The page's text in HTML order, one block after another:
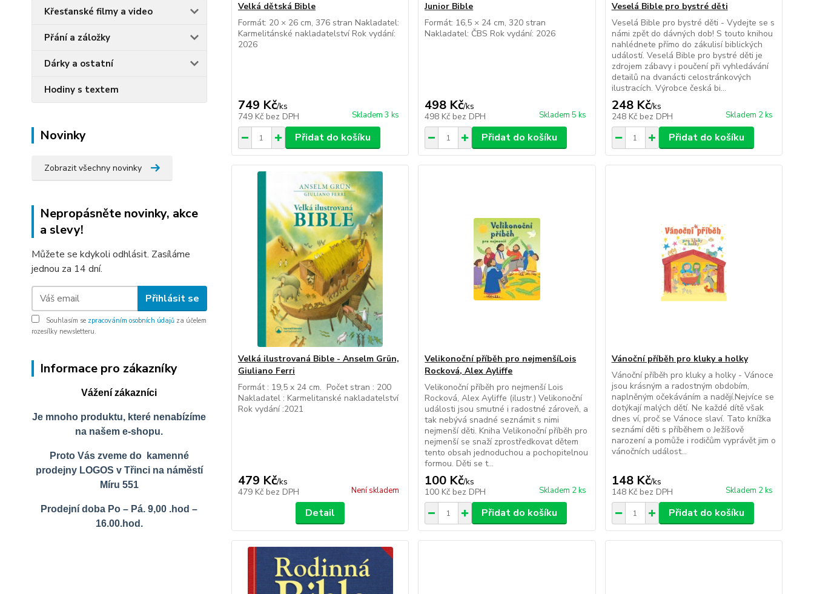
Křesťanské filmy a video
Přání a záložky
Dárky a ostatní
Hodiny s textem
Novinky
Zobrazit všechny novinky
Nepropásněte novinky, akce
a slevy!
Můžete se kdykoli odhlásit. Zasíláme
jednou za 14 dní.
Přihlásit se
Souhlasím se zpracováním osobních údajů za účelem
rozesílky newsletteru.
Informace pro zákazníky
Vážení zákazníci
Je mnoho produktu, které nenabízíme
na našem e-shopu.
Proto Vás zveme do kamenné
prodejny LOGOS v Třinci na náměstí
Míru 551
Prodejní doba Po – Pá. 9,00 .hod –
16.00.hod.
Velká dětská Bible
Formát: 20 × 26 cm, 376 stran Nakladatel:
Karmelitánské nakladatelství Rok vydání:
2026
749 Kč/ks
749 Kč bez DPH Skladem 3 ks
Přidat do košíku
Junior Bible
Formát: 16,5 × 24 cm, 320 stran
Nakladatel: ČBS Rok vydání: 2026
498 Kč/ks
498 Kč bez DPH Skladem 5 ks
Přidat do košíku
Veselá Bible pro bystré děti
Veselá Bible pro bystré děti - Vydejte se s
námi zpět do dávných dob! S touto knihou
nahlédnete přímo do zákulisí biblických
událostí. Veselá Bible pro bystré děti je
zdrojem zábavy i poučení při vyhledávání
detailů na dvanácti celostránkových
ilustracích. Výrobce česká bi...
248 Kč/ks
248 Kč bez DPH Skladem 2 ks
Přidat do košíku
Velká ilustrovaná Bible - Anselm Grün,
Giuliano Ferri
Formát : 19,5 x 24 cm. Počet stran : 200
Nakladatel : Karmelitanské nakladatelství
Rok vydání :2021
479 Kč/ks
479 Kč bez DPH Není skladem
Detail
Velikonoční příběh pro nejmenšíLois
Rocková, Alex Ayliffe
Velikonoční příběh pro nejmenší Lois
Rocková, Alex Ayliffe (ilustr.) Velikonoční
události jsou smutné i radostné zároveň, a
tak nebývá snadné seznámit s nimi
nejmenší děti. Kniha Velikonoční příběh pro
nejmenší se snaží zprostředkovat dětem
tento obsah jednoduchou a pochopitelnou
formou. Děti se t...
100 Kč/ks
100 Kč bez DPH Skladem 2 ks
Přidat do košíku
Vánoční příběh pro kluky a holky
Vánoční příběh pro kluky a holky - Vánoce
jsou krásným a radostným obdobím,
naplněným očekáváním a nadějí.Nejvíce se
dotýkají malých dětí. Ne každé dítě však
dnes ví, proč se Vánoce slaví. Tato knížka
seznámí děti s příběhem o Ježíšově
narození a pomůže i rodičům vyprávět jim o
vánočních událost...
148 Kč/ks
148 Kč bez DPH Skladem 2 ks
Přidat do košíku